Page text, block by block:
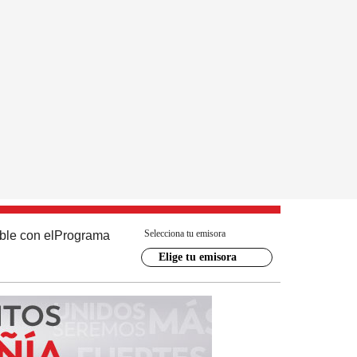
con el Programa Selecciona tu emisora
Elige tu emisora